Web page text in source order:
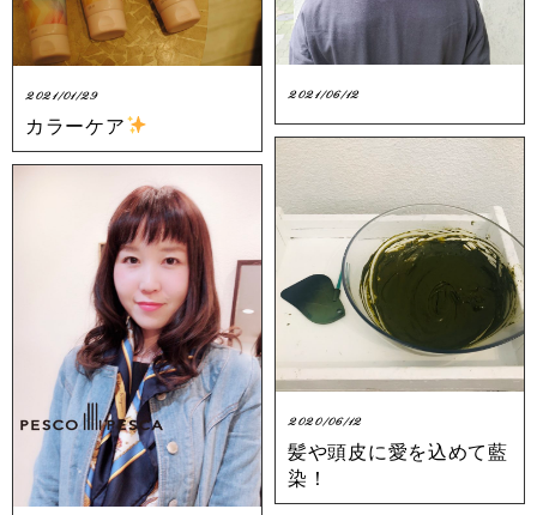
2021/06/12
2021/01/29
カラーケア
2020/06/12
髪や頭皮に愛を込めて藍
染！